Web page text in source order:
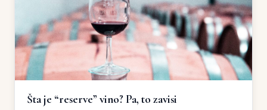
Šta je “reserve” vino? Pa, to zavisi